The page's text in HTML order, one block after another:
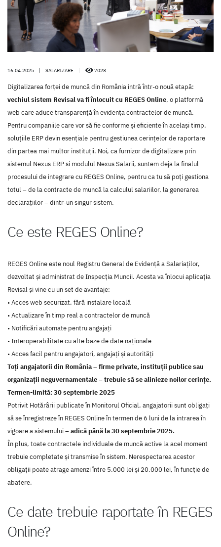
16.04.2025 | SALARIZARE | 7028
Digitalizarea forței de muncă din România intră într-o nouă etapă:
vechiul sistem Revisal va fi înlocuit cu REGES Online, o platformă
web care aduce transparență în evidența contractelor de muncă.
Pentru companiile care vor să fie conforme și eficiente în același timp,
soluțiile ERP devin esențiale pentru gestiunea cerințelor de raportare
din partea mai multor instituții. Noi, ca furnizor de digitalizare prin
sistemul Nexus ERP si modulul Nexus Salarii, suntem deja la finalul
procesului de integrare cu REGES Online, pentru ca tu să poți gestiona
totul – de la contracte de muncă la calculul salariilor, la generarea
declarațiilor – dintr-un singur sistem.
Ce este REGES Online?
REGES Online este noul Registru General de Evidență a Salariaților,
dezvoltat și administrat de Inspecția Muncii. Acesta va înlocui aplicația
Revisal și vine cu un set de avantaje:
• Acces web securizat, fără instalare locală
• Actualizare în timp real a contractelor de muncă
• Notificări automate pentru angajați
• Interoperabilitate cu alte baze de date naționale
• Acces facil pentru angajatori, angajați și autorități
Toți angajatorii din România – firme private, instituții publice sau
organizații neguvernamentale – trebuie să se alinieze noilor cerințe.
Termen-limită: 30 septembrie 2025
Potrivit Hotărârii publicate în Monitorul Oficial, angajatorii sunt obligați
să se înregistreze în REGES Online în termen de 6 luni de la intrarea în
vigoare a sistemului –adică până la 30 septembrie 2025.
În plus, toate contractele individuale de muncă active la acel moment
trebuie completate și transmise în sistem. Nerespectarea acestor
obligații poate atrage amenzi între 5.000 lei și 20.000 lei, în funcție de
abatere.
Ce date trebuie raportate în REGES
Online?